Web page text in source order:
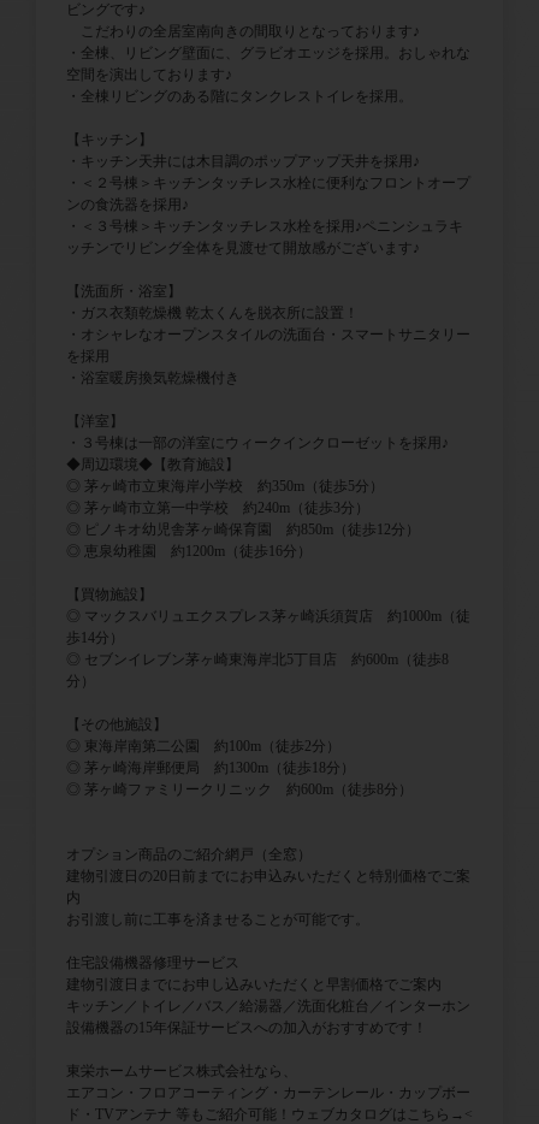
ビングです♪
こだわりの全居室南向きの間取りとなっております♪
・全棟、リビング壁面に、グラビオエッジを採用。おしゃれな
空間を演出しております♪
・全棟リビングのある階にタンクレストイレを採用。
【キッチン】
・キッチン天井には木目調のポップアップ天井を採用♪
・＜２号棟＞キッチンタッチレス水栓に便利なフロントオープ
ンの食洗器を採用♪
・＜３号棟＞キッチンタッチレス水栓を採用♪ペニンシュラキ
ッチンでリビング全体を見渡せて開放感がございます♪
【洗面所・浴室】
・ガス衣類乾燥機 乾太くんを脱衣所に設置！
・オシャレなオープンスタイルの洗面台・スマートサニタリー
を採用
・浴室暖房換気乾燥機付き
【洋室】
・３号棟は一部の洋室にウィークインクローゼットを採用♪
◆周辺環境◆【教育施設】
◎ 茅ヶ崎市立東海岸小学校 約350m（徒歩5分）
◎ 茅ヶ崎市立第一中学校 約240m（徒歩3分）
◎ ピノキオ幼児舎茅ヶ崎保育園 約850m（徒歩12分）
◎ 恵泉幼稚園 約1200m（徒歩16分）
【買物施設】
◎ マックスバリュエクスプレス茅ヶ崎浜須賀店 約1000m（徒
歩14分）
◎ セブンイレブン茅ヶ崎東海岸北5丁目店 約600m（徒歩8
分）
【その他施設】
◎ 東海岸南第二公園 約100m（徒歩2分）
◎ 茅ヶ崎海岸郵便局 約1300m（徒歩18分）
◎ 茅ヶ崎ファミリークリニック 約600m（徒歩8分）
オプション商品のご紹介網戸（全窓）
建物引渡日の20日前までにお申込みいただくと特別価格でご案
内
お引渡し前に工事を済ませることが可能です。
住宅設備機器修理サービス
建物引渡日までにお申し込みいただくと早割価格でご案内
キッチン／トイレ／バス／給湯器／洗面化粧台／インターホン
設備機器の15年保証サービスへの加入がおすすめです！
東栄ホームサービス株式会社なら、
エアコン・フロアコーティング・カーテンレール・カップボー
ド・TVアンテナ 等もご紹介可能！ウェブカタログはこちら→<